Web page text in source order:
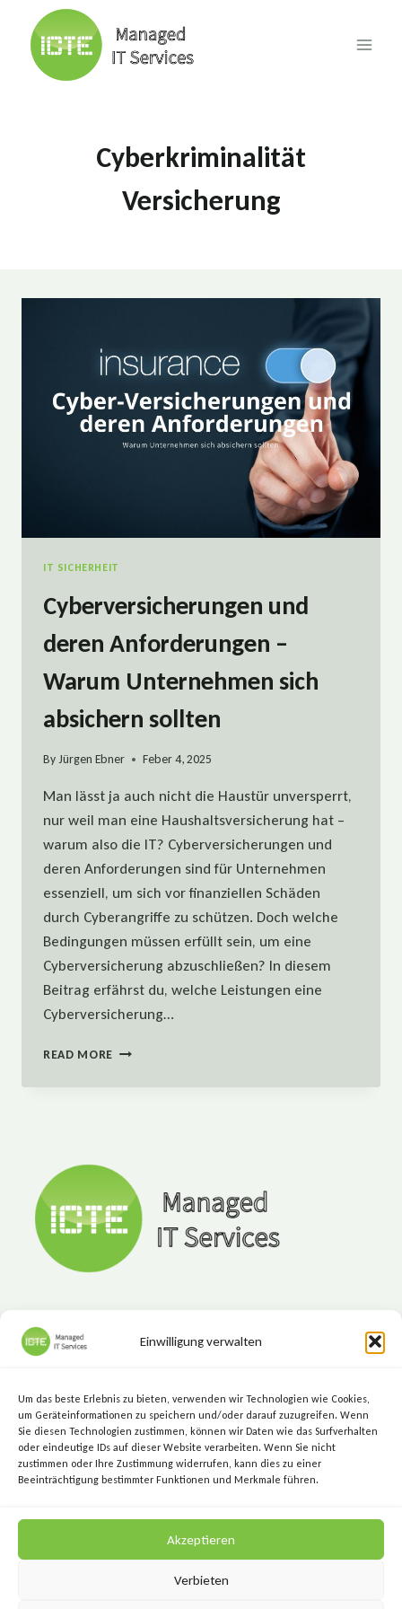
Einwilligung verwalten
Um das beste Erlebnis zu bieten, verwenden wir Technologien wie Cookies,
um Geräteinformationen zu speichern und/oder darauf zuzugreifen. Wenn
Sie diesen Technologien zustimmen, können wir Daten wie das Surfverhalten
oder eindeutige IDs auf dieser Website verarbeiten. Wenn Sie nicht
zustimmen oder Ihre Zustimmung widerrufen, kann dies zu einer
Beeinträchtigung bestimmter Funktionen und Merkmale führen.
Akzeptieren
Verbieten
content
Cyberkriminalität
Versicherung
IT SICHERHEIT
Cyberversicherungen und
deren Anforderungen –
Warum Unternehmen sich
absichern sollten
ByJürgen Ebner Feber 4, 2025
Man lässt ja auch nicht die Haustür unversperrt,
nur weil man eine Haushaltsversicherung hat –
warum also die IT? Cyberversicherungen und
deren Anforderungen sind für Unternehmen
essenziell, um sich vor finanziellen Schäden
durch Cyberangriffe zu schützen. Doch welche
Bedingungen müssen erfüllt sein, um eine
Cyberversicherung abzuschließen? In diesem
Beitrag erfährst du, welche Leistungen eine
Cyberversicherung…
READ MORE CYBERVERSICHERUNGEN
SICH
ABSICHERN
SOLLTEN
Marktgasse 7, 8720 Knittelfeld
+43 (3512) 209 00
info@icte.biz
KEEP IT SIMPLE.